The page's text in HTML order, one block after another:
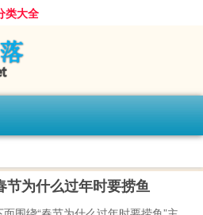
类大全
节为什么过年时要捞鱼